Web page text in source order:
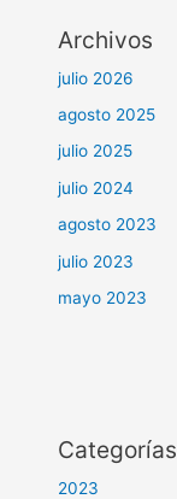
Archivos
julio 2026
agosto 2025
julio 2025
julio 2024
agosto 2023
julio 2023
mayo 2023
Categorías
2023